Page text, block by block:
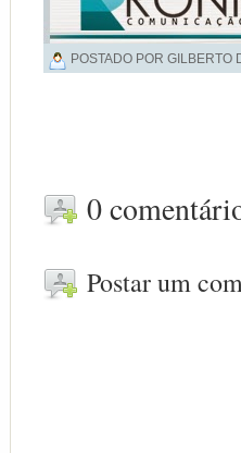
POSTADO POR GILBERTO
0
Postar um